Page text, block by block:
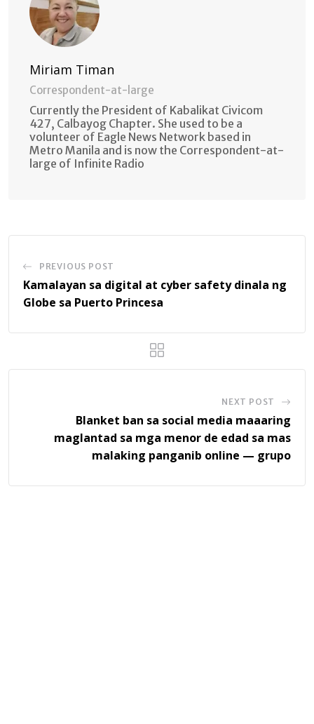
Miriam Timan
Correspondent-at-large
Currently the President of Kabalikat Civicom
427, Calbayog Chapter. She used to be a
volunteer of Eagle News Network based in
Metro Manila and is now the Correspondent-at-
large of Infinite Radio
PREVIOUS POST
Kamalayan sa digital at cyber safety dinala ng
Globe sa Puerto Princesa
NEXT POST
Blanket ban sa social media maaaring
maglantad sa mga menor de edad sa mas
malaking panganib online — grupo